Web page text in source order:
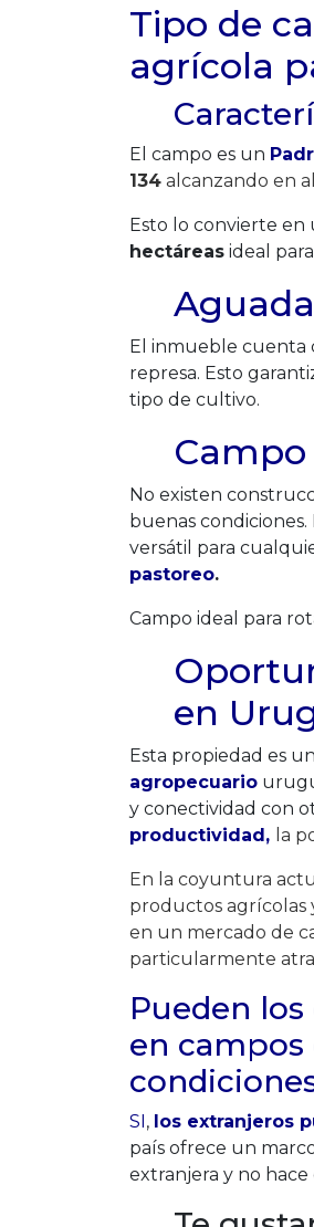
Tipo de
agrícola
El campo es un
134 alcanzando en
Esto lo convierte en
hectáreas ideal
El inmueble cuenta
represa. Esto
tipo de cultivo.
No existen
buenas
versátil para
pastoreo.
Campo ideal para
en
Esta propiedad es
agropecuario
y conectividad con
productividad, la
En la coyuntura
productos agrícolas
en un mercado de
particularmente
Pueden
en campos
SI, los extranjeros
país ofrece un
extranjera y no hace